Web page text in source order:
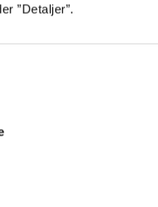
”Detaljer”.
handler ofte om